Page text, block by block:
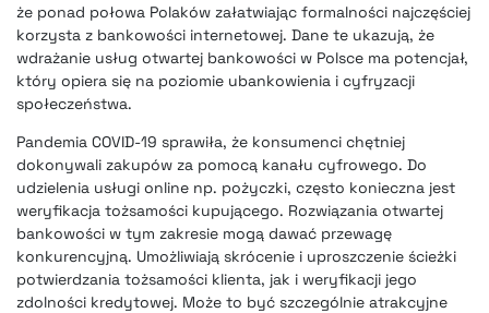
że ponad połowa Polaków załatwiając formalności najczęściej
korzysta z bankowości internetowej. Dane te ukazują, że
wdrażanie usług otwartej bankowości w Polsce ma potencjał,
który opiera się na poziomie ubankowienia i cyfryzacji
społeczeństwa.
Pandemia COVID-19 sprawiła, że konsumenci chętniej
dokonywali zakupów za pomocą kanału cyfrowego. Do
udzielenia usługi online np. pożyczki, często konieczna jest
weryfikacja tożsamości kupującego. Rozwiązania otwartej
bankowości w tym zakresie mogą dawać przewagę
konkurencyjną. Umożliwiają skrócenie i uproszczenie ścieżki
potwierdzania tożsamości klienta, jak i weryfikacji jego
zdolności kredytowej. Może to być szczególnie atrakcyjne